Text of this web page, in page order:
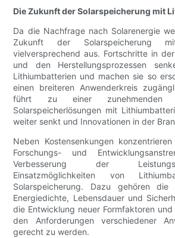
Die Zukunft der Solarspeicherung mit
Da die Nachfrage nach Solarenergie
Zukunft der Solarspeicherung
vielversprechend aus. Fortschritte in
und den Herstellungsprozessen
Lithiumbatterien und machen sie so
einen breiteren Anwenderkreis
führt zu einer zunehmenden
Solarspeicherlösungen mit
weiter senkt und Innovationen in der
Neben Kostensenkungen
Forschungs- und
Verbesserung der
Einsatzmöglichkeiten von
Solarspeicherung. Dazu gehören die
Energiedichte, Lebensdauer und
die Entwicklung neuer Formfaktoren
den Anforderungen verschiedener
gerecht zu werden.